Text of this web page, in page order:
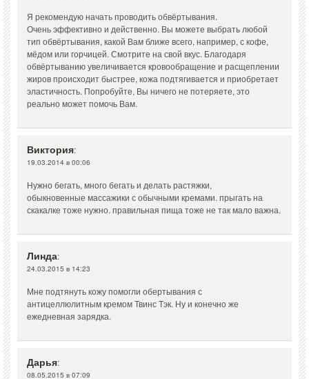
Я рекомендую начать проводить обвёртывания.
Очень эффективно и действенно. Вы можете выбрать любой
тип обвёртывания, какой Вам ближе всего, например, с кофе,
мёдом или горчицей. Смотрите на свой вкус. Благодаря
обвёртыванию увеличивается кровообращение и расщеплении
жиров происходит быстрее, кожа подтягивается и приобретает
эластичность. Попробуйте, Вы ничего не потеряете, это
реально может помочь Вам.
Виктория:
19.03.2014 в 00:06
Нужно бегать, много бегать и делать растяжки,
обыкновенные массажики с обычными кремами. прыгать на
скакалке тоже нужно. правильная пища тоже не так мало важна.
Линда:
24.03.2015 в 14:23
Мне подтянуть кожу помогли обертывания с
антицеллюлитным кремом Твинс Тэк. Ну и конечно же
ежедневная зарядка.
Дарья:
08.05.2015 в 07:09